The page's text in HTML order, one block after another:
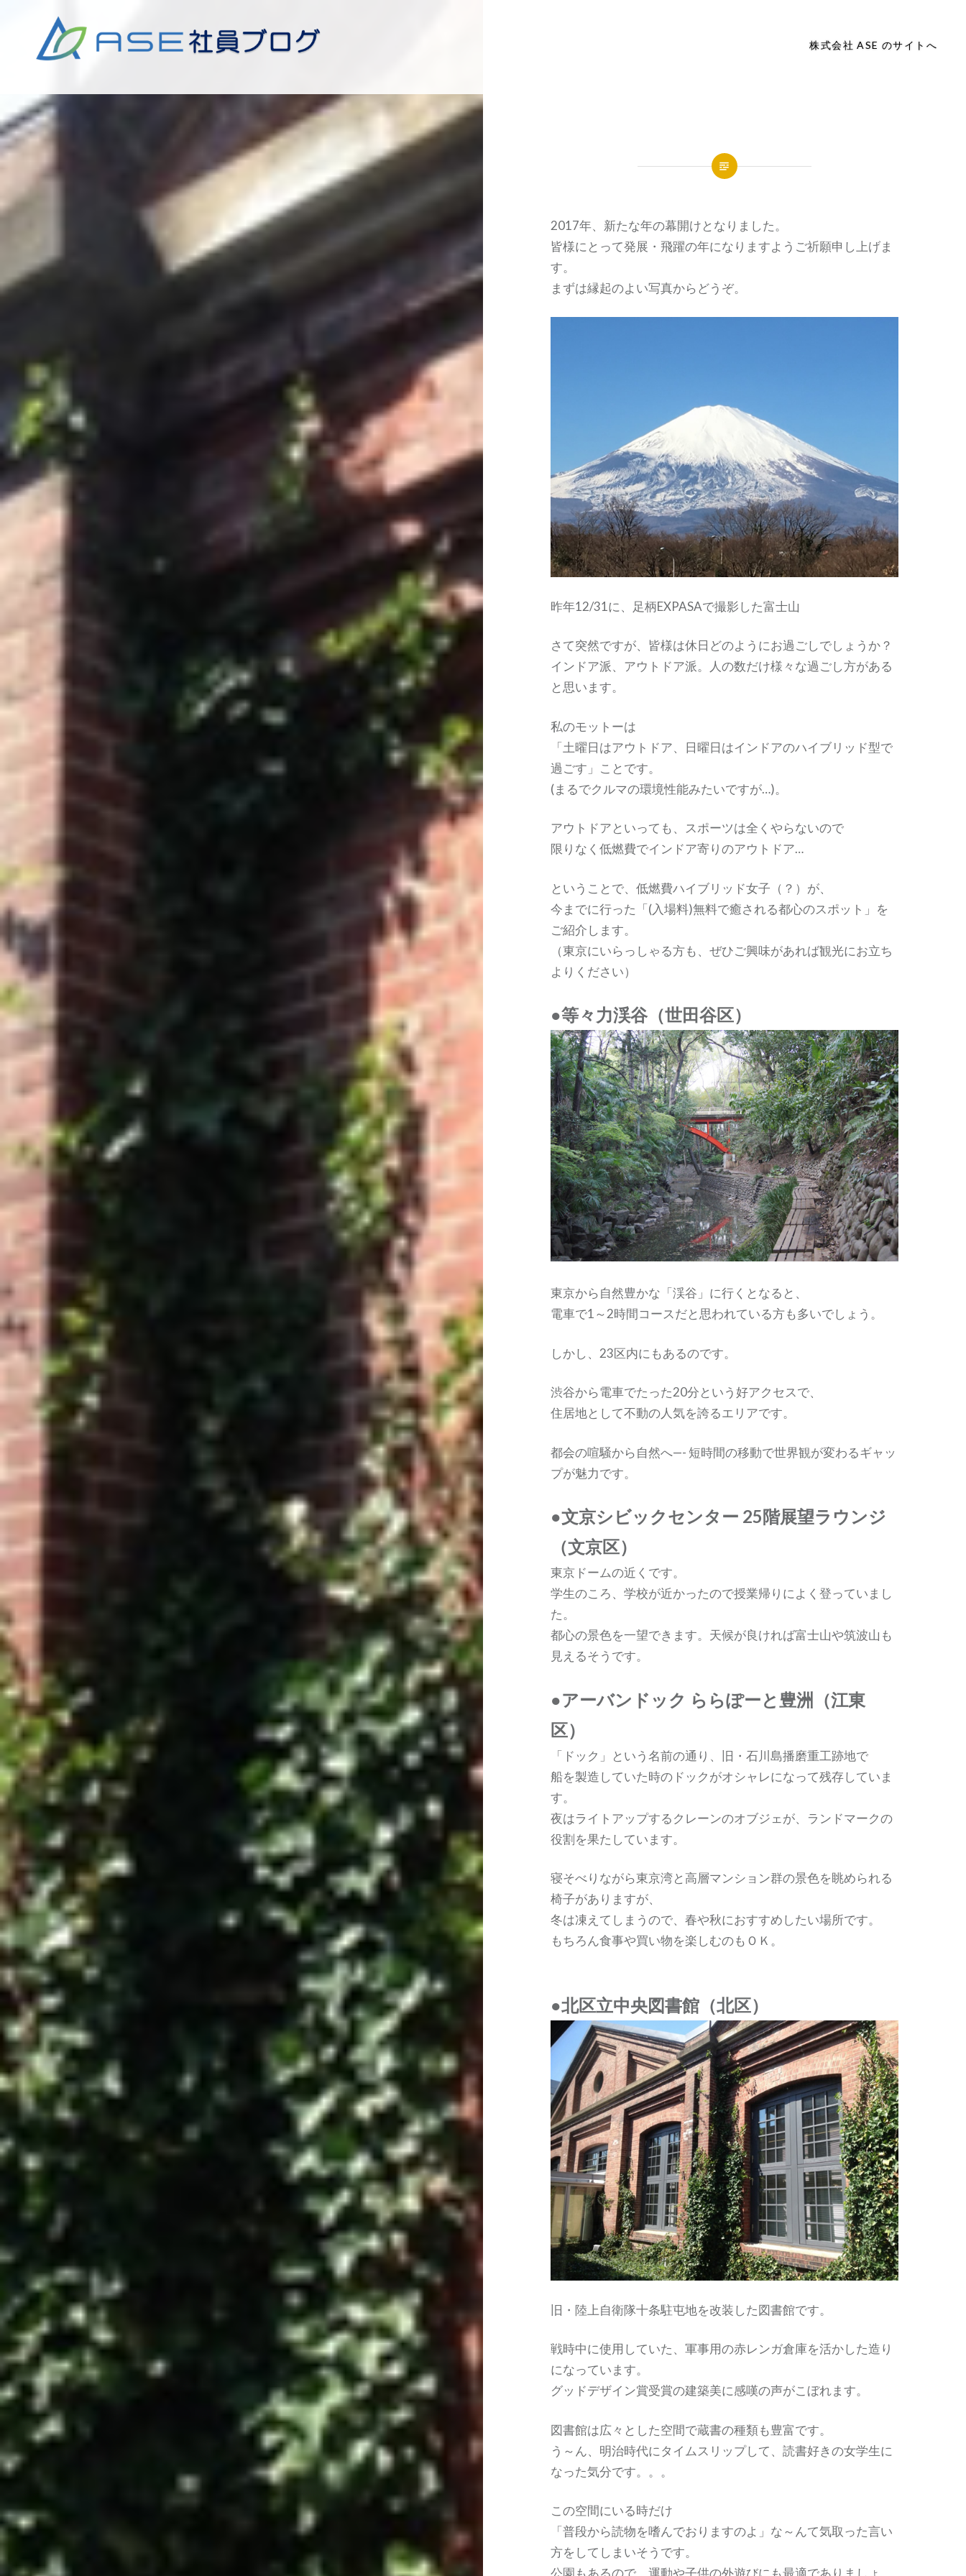
ス
キ
ッ
株式会社 ASE のサイトへ
2017年、新たな年の幕開けとなりました。
皆様にとって発展・飛躍の年になりますようご祈願申し上げま
す。
​まずは縁起のよい写真からどうぞ。
昨年12/31に、足柄EXPASAで撮影した富士山
さて突然ですが、皆様は休日どのようにお過ごしでしょうか？
インドア派、アウトドア派。人の数だけ様々な過ごし方がある
と思います。
私のモットーは
「土曜日はアウトドア、日曜日はインドアのハイブリッド型で
過ごす」ことです。
(まるでクルマの環境性能みたいですが…)。
アウトドアといっても、スポーツは全くやらないので
限りなく低燃費でインドア寄りのアウトドア…
ということで、低燃費ハイブリッド女子（？）が、
今までに行った「(入場料)無料で癒される都心のスポット」を
ご紹介します。
（東京にいらっしゃる方も、ぜひご興味があれば観光にお立ち
よりください）
●等々力渓谷（世田谷区）
東京から自然豊かな「渓谷」に行くとなると、
電車で1～2時間コースだと思われている方も多いでしょう。
しかし、23区内にもあるのです。
渋谷から電車でたった20分という好アクセスで、
住居地として不動の人気を誇るエリアです。
都会の喧騒から自然へ—- 短時間の移動で世界観が変わるギャッ
プが魅力です。
●文京シビックセンター 25階展望ラウンジ
（文京区）
東京ドームの近くです。
学生のころ、学校が近かったので授業帰りによく登っていまし
た。
都心の景色を一望できます。天候が良ければ富士山や筑波山も
見えるそうです。
●アーバンドック ららぽーと豊洲（江東
区）
「ドック」という名前の通り、旧・石川島播磨重工跡地で
船を製造していた時のドックがオシャレになって残存していま
す。
夜はライトアップするクレーンのオブジェが、ランドマークの
役割を果たしています。
寝そべりながら東京湾と高層マンション群の景色を眺められる
椅子がありますが、
冬は凍えてしまうので、春や秋におすすめしたい場所です。
もちろん食事や買い物を楽しむのもＯＫ。
●北区立中央図書館（北区）
旧・陸上自衛隊十条駐屯地を改装した図書館です。
戦時中に使用していた、軍事用の赤レンガ倉庫を活かした造り
になっています。
グッドデザイン賞受賞の建築美に感嘆の声がこぼれます。
図書館は広々とした空間で蔵書の種類も豊富です。
う～ん、明治時代にタイムスリップして、読書好きの女学生に
なった気分です。。。
この空間にいる時だけ
「普段から読物を嗜んでおりますのよ」な～んて気取った言い
方をしてしまいそうです。